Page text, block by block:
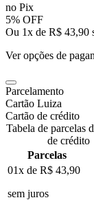
no Pix
5% OFF
Ou 1x de R$ 43,90
Ver opções de
Parcelamento
Cartão Luiza
Cartão de crédito
Tabela de parcelas
de crédito
Parcelas
01x de R$ 43,90
sem juros